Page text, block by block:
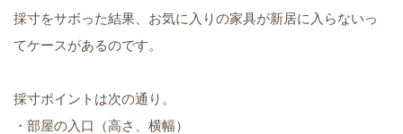
採寸をサボった結果、お気に入りの家具が新居に入らないっ
てケースがあるのです。
採寸ポイントは次の通り。
・部屋の入口（高さ、横幅）